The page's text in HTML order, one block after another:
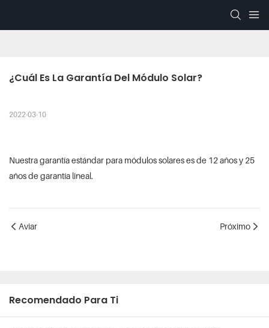
¿Cuál Es La Garantía Del Módulo Solar?
2022-03-10
Nuestra garantía estándar para módulos solares es de 12 años y 25
años de garantía lineal.
Aviar Próximo
Recomendado Para Ti